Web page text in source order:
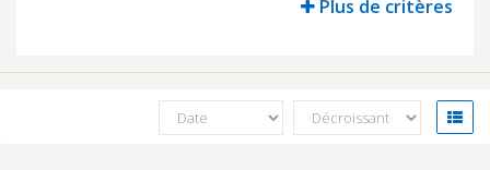
Plus de critères